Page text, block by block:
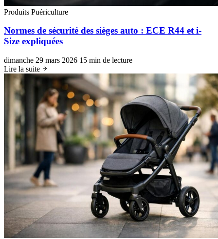
Produits Puériculture
Normes de sécurité des sièges auto : ECE R44 et i-
Size expliquées
dimanche 29 mars 2026 15 min de lecture
Lire la suite